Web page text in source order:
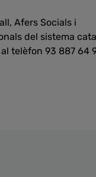
Afers Socials i
del sistema
telèfon 93 887 64